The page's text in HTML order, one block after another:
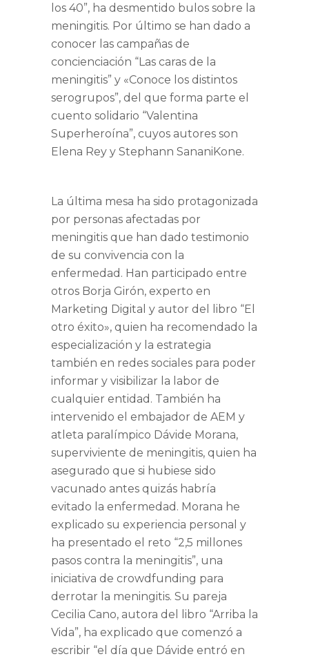
los 40”, ha desmentido bulos sobre la
meningitis. Por último se han dado a
conocer las campañas de
concienciación “Las caras de la
meningitis” y «Conoce los distintos
serogrupos”, del que forma parte el
cuento solidario “Valentina
Superheroína”, cuyos autores son
Elena Rey y Stephann SananiKone.
La última mesa ha sido protagonizada
por personas afectadas por
meningitis que han dado testimonio
de su convivencia con la
enfermedad. Han participado entre
otros Borja Girón, experto en
Marketing Digital y autor del libro “El
otro éxito», quien ha recomendado la
especialización y la estrategia
también en redes sociales para poder
informar y visibilizar la labor de
cualquier entidad. También ha
intervenido el embajador de AEM y
atleta paralímpico Dávide Morana,
superviviente de meningitis, quien ha
asegurado que si hubiese sido
vacunado antes quizás habría
evitado la enfermedad. Morana he
explicado su experiencia personal y
ha presentado el reto “2,5 millones
pasos contra la meningitis”, una
iniciativa de crowdfunding para
derrotar la meningitis. Su pareja
Cecilia Cano, autora del libro “Arriba la
Vida”, ha explicado que comenzó a
escribir “el día que Dávide entró en